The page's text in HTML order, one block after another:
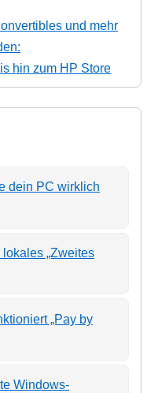
und mehr
hin zum HP Store
dein PC wirklich
„Zweites
„Pay by
Windows-